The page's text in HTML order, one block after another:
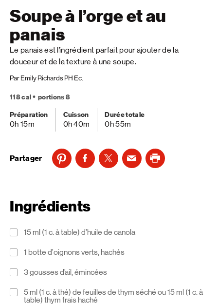
Soupe à l’orge et au
panais
Le panais est l’ingrédient parfait pour ajouter de la
douceur et de la texture à une soupe.
Par Emily Richards PH Ec.
118 cal
portions 8
Préparation
0h 15m
Cuisson
0h 40m
Durée totale
0h 55m
Partager
Ingrédients
15 ml (1 c. à table) d’huile de canola
1 botte d’oignons verts, hachés
3 gousses d’ail, émincées
5 ml (1 c. à thé) de feuilles de thym séché ou 15 ml (1 c. à
table) thym frais haché